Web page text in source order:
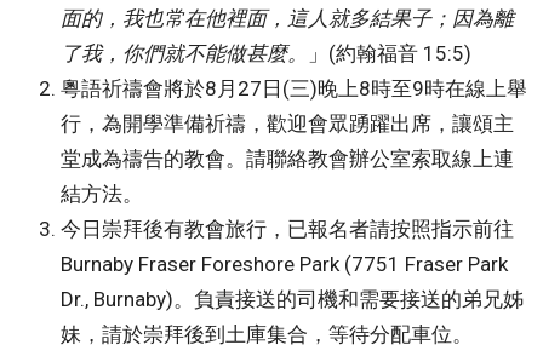
面的，我也常在他裡面，這人就多結果子；因為離
了我，你們就不能做甚麼。
」(約翰福音 15:5)
粵語祈禱會將於8月27日(三)晚上8時至9時在線上舉
行，為開學準備祈禱，歡迎會眾踴躍出席，讓頌主
堂成為禱告的教會。請聯絡教會辦公室索取線上連
結方法。
今日崇拜後有教會旅行，已報名者請按照指示前往
Burnaby Fraser Foreshore Park (7751 Fraser Park
Dr., Burnaby)。負責接送的司機和需要接送的弟兄姊
妹，請於崇拜後到土庫集合，等待分配車位。